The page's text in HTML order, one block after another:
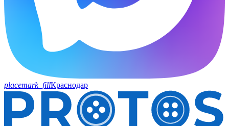
placemark_fillКраснодар